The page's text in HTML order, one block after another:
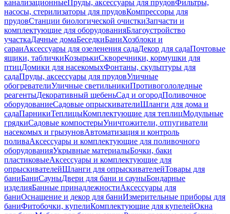
канализационныеПруды, аксессуары для прудовФильтры,
насосы, стерилизаторы для прудовКомпрессоры для
прудовСтанции биологической очисткиЗапчасти и
комплектующие для оборудованияБлагоустройство
участкаДачные домаБеседкиБаниХозблоки и
сараиАксессуары для озеленения садаДекор для садаПочтовые
ящики, табличкиКозырькиСкворечники, кормушки для
птицДомики для насекомыхФонтаны, скульптуры для
садаПруды, аксессуары для прудовУличные
обогревателиУличные светильникиПротивогололедные
реагентыДекоративный щебеньСад и огородПоливочное
оборудованиеСадовые опрыскивателиШланги для дома и
садаПарникиТеплицыКомплектующие для теплицМодульные
грядкиСадовые компостерыУничтожители, отпугиватели
насекомых и грызуновАвтоматизация и контроль
поливаАксессуары и комплектующие для поливочного
оборудованияУкрывные материалыБочки, баки
пластиковыеАксессуары и комплектующие для
опрыскивателейШланги для опрыскивателейТовары для
баниБаниСауныДвери для бани и сауныБондарные
изделияБанные принадлежностиАксессуары для
баниОснащение и декор для баниИзмерительные приборы для
баниФитобочки, купелиКомплектующие для купелейОкна